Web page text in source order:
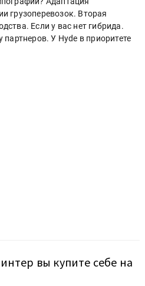
грузоперевозок. Вторая
Если у вас нет гибрида.
партнеров. У Hyde в приоритете
вы купите себе на